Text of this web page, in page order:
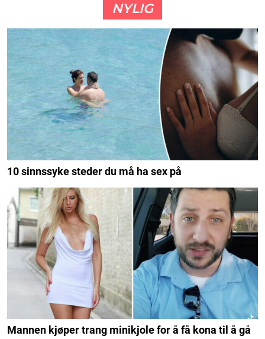
NYLIG
10 sinnssyke steder du må ha sex på
Mannen kjøper trang minikjole for å få kona til å gå